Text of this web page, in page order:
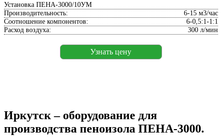
Установка ПЕНА-3000/10УМ
Производительность:
6-15 м3/час
Соотношение компонентов:
6-0,5:1-1:1
Расход воздуха:
300 л/мин
Узнать цену
Иркутск – оборудование для
производства пеноизола ПЕНА-3000.